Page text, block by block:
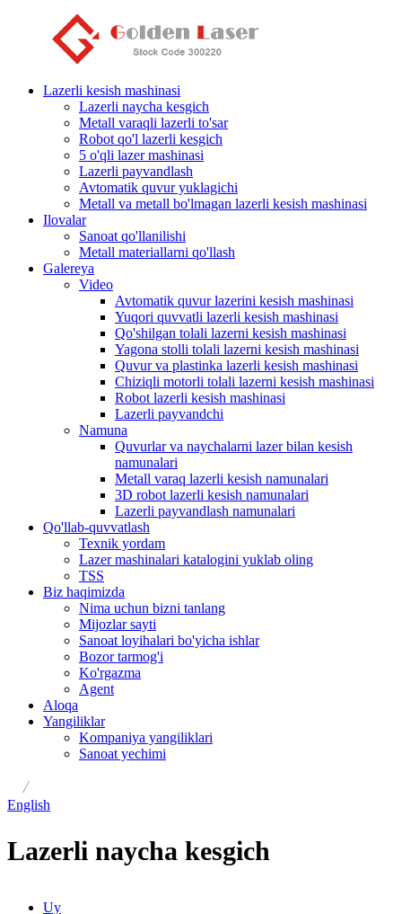
Lazerli kesish mashinasi
Lazerli naycha kesgich
Metall varaqli lazerli to'sar
Robot qo'l lazerli kesgich
5 o'qli lazer mashinasi
Lazerli payvandlash
Avtomatik quvur yuklagichi
Metall va metall bo'lmagan lazerli kesish mashinasi
Ilovalar
Sanoat qo'llanilishi
Metall materiallarni qo'llash
Galereya
Video
Avtomatik quvur lazerini kesish mashinasi
Yuqori quvvatli lazerli kesish mashinasi
Qo'shilgan tolali lazerni kesish mashinasi
Yagona stolli tolali lazerni kesish mashinasi
Quvur va plastinka lazerli kesish mashinasi
Chiziqli motorli tolali lazerni kesish mashinasi
Robot lazerli kesish mashinasi
Lazerli payvandchi
Namuna
Quvurlar va naychalarni lazer bilan kesish
namunalari
Metall varaq lazerli kesish namunalari
3D robot lazerli kesish namunalari
Lazerli payvandlash namunalari
Qo'llab-quvvatlash
Texnik yordam
Lazer mashinalari katalogini yuklab oling
TSS
Biz haqimizda
Nima uchun bizni tanlang
Mijozlar sayti
Sanoat loyihalari bo'yicha ishlar
Bozor tarmog'i
Ko'rgazma
Agent
Aloqa
Yangiliklar
Kompaniya yangiliklari
Sanoat yechimi
/
English
Lazerli naycha kesgich
Uy